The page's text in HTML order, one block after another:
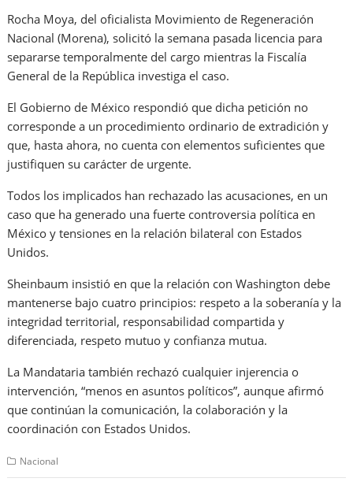
Rocha Moya, del oficialista Movimiento de Regeneración
Nacional (Morena), solicitó la semana pasada licencia para
separarse temporalmente del cargo mientras la Fiscalía
General de la República investiga el caso.
El Gobierno de México respondió que dicha petición no
corresponde a un procedimiento ordinario de extradición y
que, hasta ahora, no cuenta con elementos suficientes que
justifiquen su carácter de urgente.
Todos los implicados han rechazado las acusaciones, en un
caso que ha generado una fuerte controversia política en
México y tensiones en la relación bilateral con Estados
Unidos.
Sheinbaum insistió en que la relación con Washington debe
mantenerse bajo cuatro principios: respeto a la soberanía y la
integridad territorial, responsabilidad compartida y
diferenciada, respeto mutuo y confianza mutua.
La Mandataria también rechazó cualquier injerencia o
intervención, “menos en asuntos políticos”, aunque afirmó
que continúan la comunicación, la colaboración y la
coordinación con Estados Unidos.
Nacional